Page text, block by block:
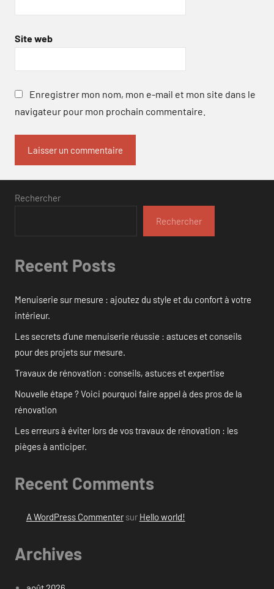
Site web
Enregistrer mon nom, mon e-mail et mon site dans le
navigateur pour mon prochain commentaire.
Rechercher
Rechercher
Recent Posts
Menuiserie sur mesure : ajoutez du style et du confort à votre
intérieur.
Les secrets d’une menuiserie réussie : astuces et conseils
pour des projets sur mesure.
Travaux de rénovation : conseils, astuces et expertise
Nouvelle étape ? Voici pourquoi faire appel à des pros de la
rénovation
Les erreurs à éviter lors de vos travaux de rénovation : les
pièges à anticiper.
Recent Comments
A WordPress Commentersur Hello world!
Archives